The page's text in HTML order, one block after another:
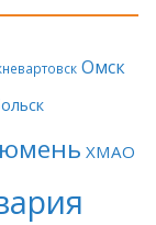
Омск
ХМАО